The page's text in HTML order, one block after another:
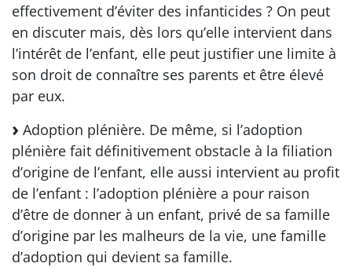
effectivement d’éviter des infanticides ? On peut
en discuter mais, dès lors qu’elle intervient dans
l’intérêt de l’enfant, elle peut justifier une limite à
son droit de connaître ses parents et être élevé
par eux.
Adoption plénière. De même, si l’adoption
plénière fait définitivement obstacle à la filiation
d’origine de l’enfant, elle aussi intervient au profit
de l’enfant : l’adoption plénière a pour raison
d’être de donner à un enfant, privé de sa famille
d’origine par les malheurs de la vie, une famille
d’adoption qui devient sa famille.